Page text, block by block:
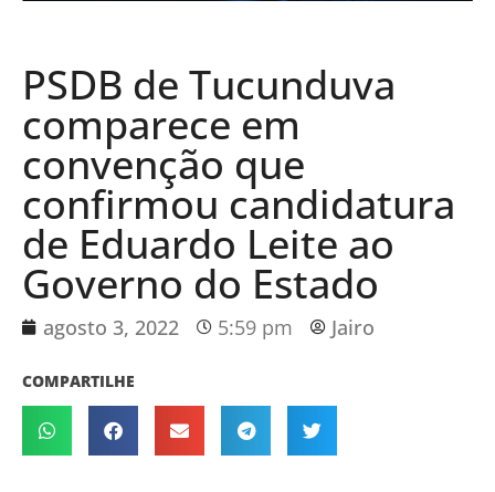
PSDB de Tucunduva
comparece em
convenção que
confirmou candidatura
de Eduardo Leite ao
Governo do Estado
agosto 3, 2022 5:59 pm Jairo
COMPARTILHE